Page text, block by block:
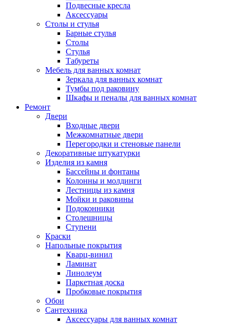
Подвесные кресла
Аксессуары
Столы и стулья
Барные стулья
Столы
Стулья
Табуреты
Мебель для ванных комнат
Зеркала для ванных комнат
Тумбы под раковину
Шкафы и пеналы для ванных комнат
Ремонт
Двери
Входные двери
Межкомнатные двери
Перегородки и стеновые панели
Декоративные штукатурки
Изделия из камня
Бассейны и фонтаны
Колонны и молдинги
Лестницы из камня
Мойки и раковины
Подоконники
Столешницы
Ступени
Краски
Напольные покрытия
Кварц-винил
Ламинат
Линолеум
Паркетная доска
Пробковые покрытия
Обои
Сантехника
Аксессуары для ванных комнат